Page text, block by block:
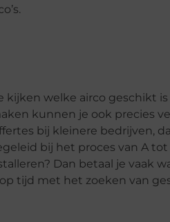
kijken welke airco geschikt
kunnen je ook precies
bij kleinere bedrijven,
bij het proces van A
Dan betaal je vaak
tijd met het zoeken van